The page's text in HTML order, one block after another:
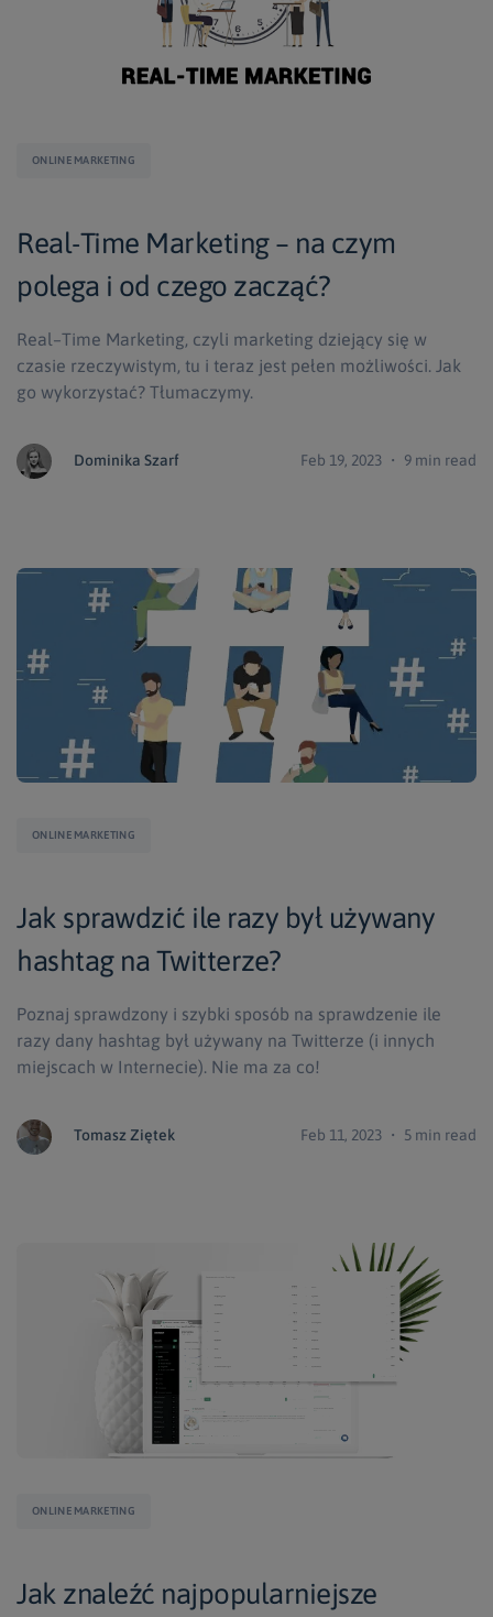
ONLINE MARKETING
Real-Time Marketing – na czym
polega i od czego zacząć?
Real–Time Marketing, czyli marketing dziejący się w
czasie rzeczywistym, tu i teraz jest pełen możliwości. Jak
go wykorzystać? Tłumaczymy.
Dominika Szarf Feb 19, 2023 ・ 9 min read
ONLINE MARKETING
Jak sprawdzić ile razy był używany
hashtag na Twitterze?
Poznaj sprawdzony i szybki sposób na sprawdzenie ile
razy dany hashtag był używany na Twitterze (i innych
miejscach w Internecie). Nie ma za co!
Tomasz Ziętek Feb 11, 2023 ・ 5 min read
ONLINE MARKETING
Jak znaleźć najpopularniejsze